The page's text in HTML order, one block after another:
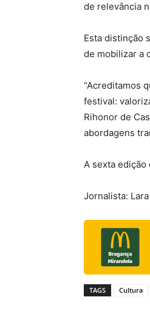
de relevância
Esta distinção
de mobilizar a
“Acreditamos
festival:
Rihonor de
abordagens
A sexta edição
Jornalista:
TAGS Cultura